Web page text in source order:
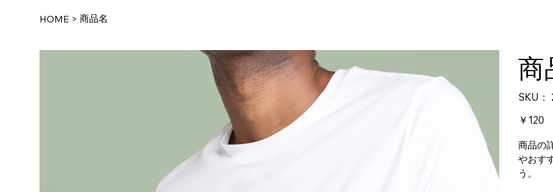
HOME > 商品名
商
SKU：
価
格
￥120
商品の
やおす
う。